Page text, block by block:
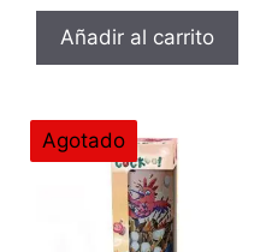
Añadir al carrito
Agotado